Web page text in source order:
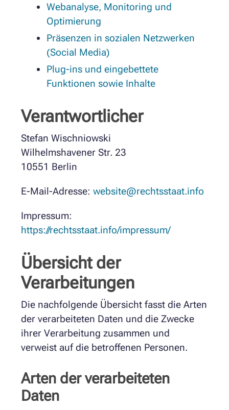
Webanalyse, Monitoring und
Optimierung
Präsenzen in sozialen Netzwerken
(Social Media)
Plug-ins und eingebettete
Funktionen sowie Inhalte
Verantwortlicher
Stefan Wischniowski
Wilhelmshavener Str. 23
10551 Berlin
E-Mail-Adresse:website@rechtsstaat.info
Impressum:
https://rechtsstaat.info/impressum/
Übersicht der
Verarbeitungen
Die nachfolgende Übersicht fasst die Arten
der verarbeiteten Daten und die Zwecke
ihrer Verarbeitung zusammen und
verweist auf die betroffenen Personen.
Arten der verarbeiteten
Daten